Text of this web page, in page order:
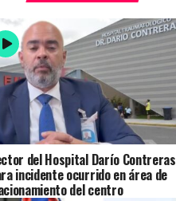
del Hospital Darío Contreras
incidente ocurrido en área de
del centro